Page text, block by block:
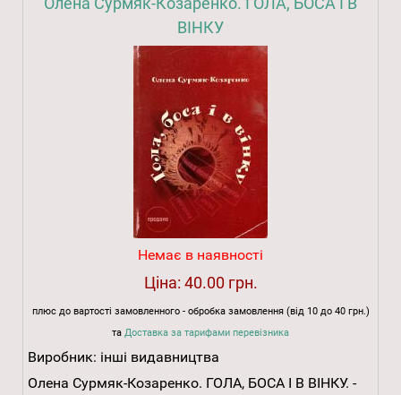
ВІНКУ
Немає в наявності
Ціна: 40.00 грн.
плюс до вартості замовленного - обробка замовлення (від 10 до 40 грн.)
та Доставка за тарифами перевізника
Виробник: інші видавництва
Олена Сурмяк-Козаренко. ГОЛА, БОСА І В ВІНКУ. -